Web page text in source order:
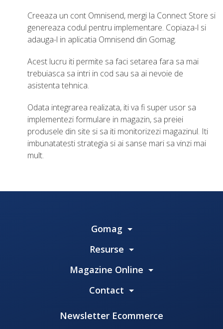
Creeaza un cont Omnisend, mergi la Connect Store si
genereaza codul pentru implementare. Copiaza-l si
adauga-l in aplicatia Omnisend din Gomag.
Acest lucru iti permite sa faci setarea fara sa mai
trebuiasca sa intri in cod sau sa ai nevoie de
asistenta tehnica.
Odata integrarea realizata, iti va fi super usor sa
implementezi formulare in magazin, sa preiei
produsele din site si sa iti monitorizezi magazinul. Iti
imbunatatesti strategia si ai sanse mari sa vinzi mai
mult.
Gomag
Resurse
Magazine Online
Contact
Newsletter Ecommerce